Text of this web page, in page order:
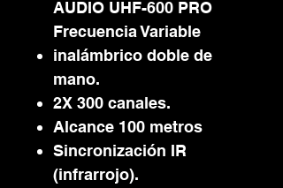
AUDIO UHF-600 PRO
Frecuencia Variable
inalámbrico doble de
mano.
2X 300 canales.
Alcance 100 metros
Sincronización IR
(infrarrojo).